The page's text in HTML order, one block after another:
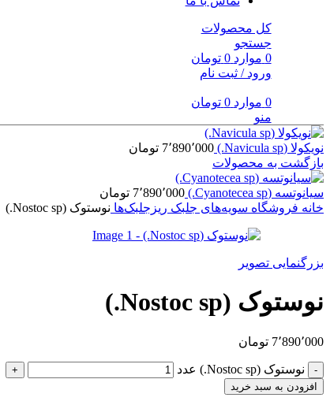
کل محصولات
جستجو
0 موارد 0 تومان
ورود / ثبت نام
0 موارد 0 تومان
منو
نویکولا (Navicula sp.) 7٬890٬000 تومان
بازگشت به محصولات
سیانوتسه (Cyanotecea sp.) 7٬890٬000 تومان
خانه فروشگاه سویه‌های جلبک ریزجلبک‌ها نوستوک (Nostoc sp.)
بزرگنمایی تصویر
نوستوک (Nostoc sp.)
7٬890٬000 تومان
نوستوک (Nostoc sp.) عدد
افزودن به سبد خرید